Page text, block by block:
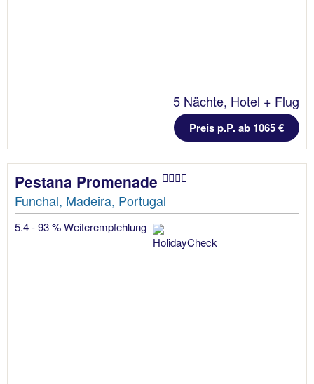
5 Nächte, Hotel + Flug
Preis p.P. ab 1065 €
Pestana Promenade
Funchal, Madeira, Portugal
5.4 - 93 % Weiterempfehlung